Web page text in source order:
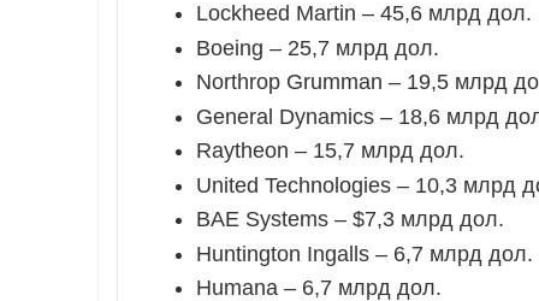
Lockheed Martin – 45,6 млрд дол.
Boeing – 25,7 млрд дол.
Northrop Grumman – 19,5 млрд
General Dynamics – 18,6 млрд
Raytheon – 15,7 млрд дол.
United Technologies – 10,3 млрд
BAE Systems – $7,3 млрд дол.
Huntington Ingalls – 6,7 млрд дол.
Humana – 6,7 млрд дол.